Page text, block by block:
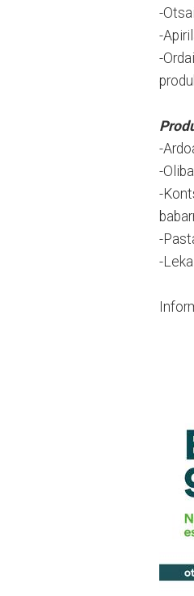
-
-
-
-
-
-
-
-